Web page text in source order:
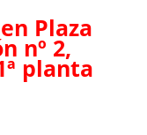
Plaza
nº 2,
planta